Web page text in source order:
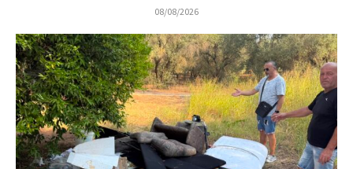
08/08/2026